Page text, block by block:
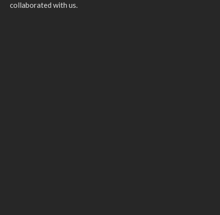
collaborated with us.